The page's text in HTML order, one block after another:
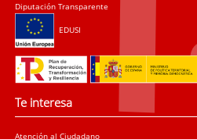
Diputación Transparente
EDUSI
Te interesa
Atención al Ciudadano